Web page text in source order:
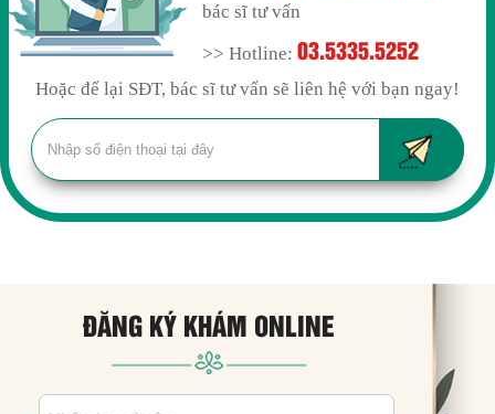
bác sĩ tư vấn
>> Hotline:03.5335.5252
Hoặc để lại SĐT, bác sĩ tư vấn sẽ liên hệ với bạn ngay!
ĐĂNG KÝ KHÁM ONLINE